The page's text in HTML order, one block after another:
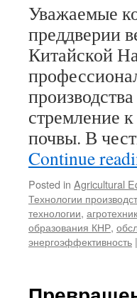
Уважаемые
преддверии
Китайской
стремление
почвы. В
Continue
Posted in Agricultural
Технологии
технологии,
образования КНР,
энергоэффективность |